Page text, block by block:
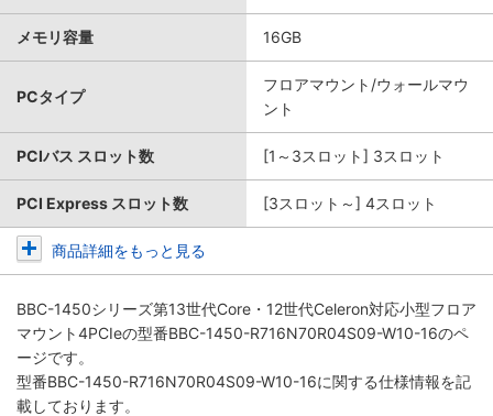
メモリ容量 16GB
PCタイプ
フロアマウント/ウォールマウ
ント
PCIバス スロット数 [1～3スロット] 3スロット
PCI Express スロット数 [3スロット～] 4スロット
商品詳細をもっと見る
BBC-1450シリーズ第13世代Core・12世代Celeron対応小型フロア
マウント4PCIeの型番BBC-1450-R716N70R04S09-W10-16のペ
ージです。
型番BBC-1450-R716N70R04S09-W10-16に関する仕様情報を記
載しております。